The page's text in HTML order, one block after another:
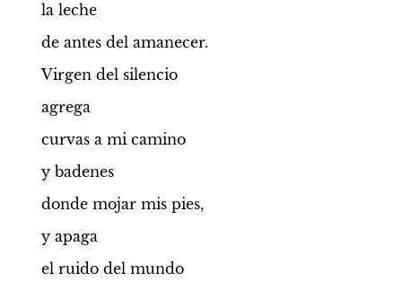
la leche
de antes del amanecer.
Virgen del silencio
agrega
curvas a mi camino
y badenes
donde mojar mis pies,
y apaga
el ruido del mundo